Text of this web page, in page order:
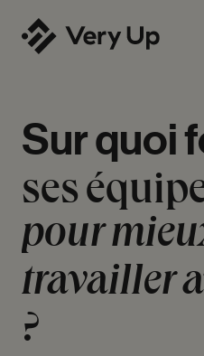
Surquoi
ses
pour
travailler
?